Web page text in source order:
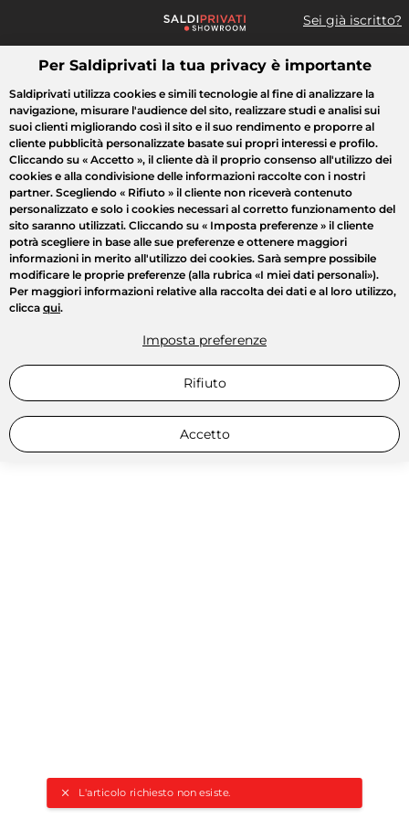
Sei già iscritto?
Cosa cerchi?
L'articolo richiesto non esiste.
Tutte le vendite Moda Casa Bellezza Elettrodomestici
Per Saldiprivati la tua privacy è importante
Saldiprivati utilizza cookies e simili tecnologie al fine di analizzare la
navigazione, misurare l'audience del sito, realizzare studi e analisi sui
suoi clienti migliorando così il sito e il suo rendimento e proporre al
cliente pubblicità personalizzate basate sui propri interessi e profilo.
Cliccando su « Accetto », il cliente dà il proprio consenso all'utilizzo dei
cookies e alla condivisione delle informazioni raccolte con i nostri
partner. Scegliendo « Rifiuto » il cliente non riceverà contenuto
personalizzato e solo i cookies necessari al corretto funzionamento del
sito saranno utilizzati. Cliccando su « Imposta preferenze » il cliente
potrà scegliere in base alle sue preferenze e ottenere maggiori
informazioni in merito all'utilizzo dei cookies. Sarà sempre possibile
modificare le proprie preferenze (alla rubrica «I miei dati personali»).
Per maggiori informazioni relative alla raccolta dei dati e al loro utilizzo,
clicca qui.
Imposta preferenze
Rifiuto
Accetto